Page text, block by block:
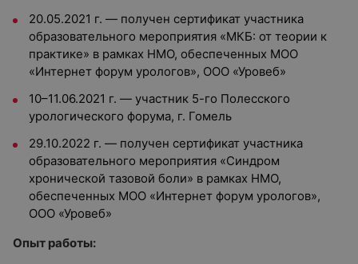
20.05.2021 г. — получен сертификат участника
образовательного мероприятия «МКБ: от теории к
практике» в рамках НМО, обеспеченных МОО
«Интернет форум урологов», ООО «Уровеб»
10–11.06.2021 г. — участник 5-го Полесского
урологического форума, г. Гомель
29.10.2022 г. — получен сертификат участника
образовательного мероприятия «Синдром
хронической тазовой боли» в рамках НМО,
обеспеченных МОО «Интернет форум урологов»,
ООО «Уровеб»
Опыт работы: